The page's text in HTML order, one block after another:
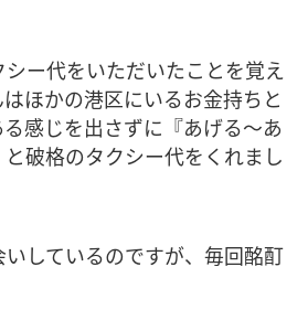
ー代をいただいたことを覚え
ほかの港区にいるお金持ちと
感じを出さずに『あげる～あ
破格のタクシー代をくれまし
しているのですが、毎回酩酊